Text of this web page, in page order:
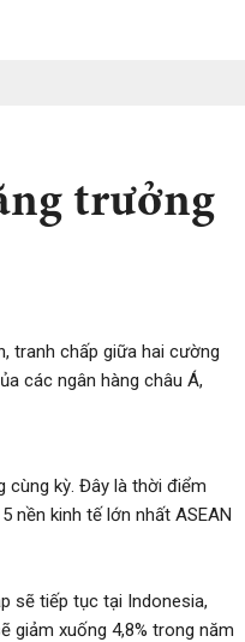
trưởng
tranh chấp giữa hai cường
các ngân hàng châu Á,
cùng kỳ. Đây là thời điểm
nền kinh tế lớn nhất ASEAN
sẽ tiếp tục tại Indonesia,
giảm xuống 4,8% trong năm